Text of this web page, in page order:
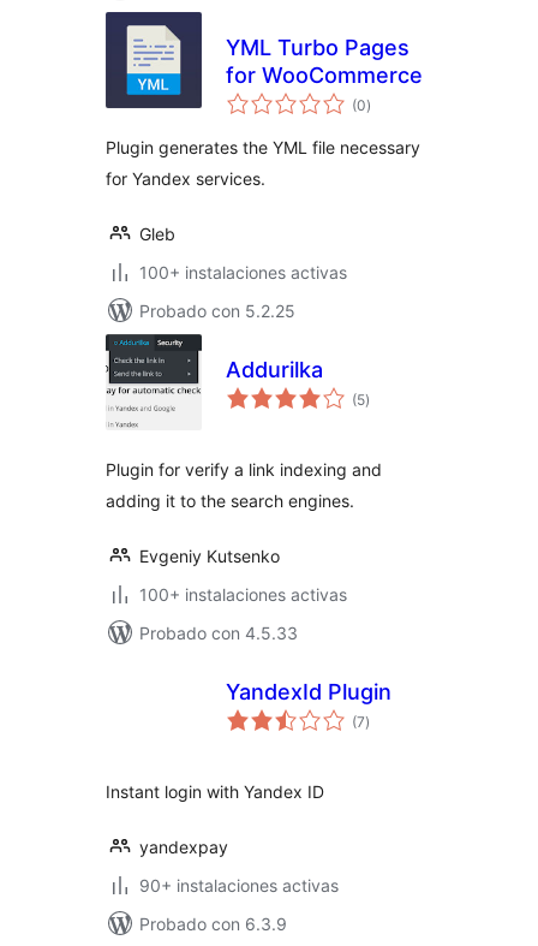
YML Turbo Pages
for WooCommerce
(0total
de
)
Plugin generates the YML file necessary
for Yandex services.
Gleb
100+ instalaciones activas
Probado con 5.2.25
Addurilka
(5total
de
)
Plugin for verify a link indexing and
adding it to the search engines.
Evgeniy Kutsenko
100+ instalaciones activas
Probado con 4.5.33
YandexId Plugin
(7total
de
)
Instant login with Yandex ID
yandexpay
90+ instalaciones activas
Probado con 6.3.9